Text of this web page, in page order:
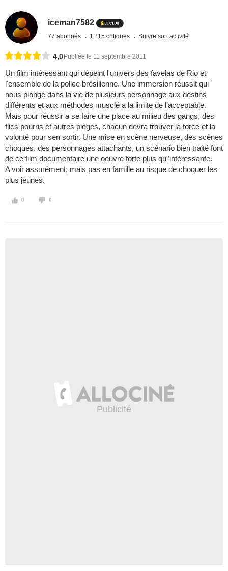
iceman7582
77 abonnés 1 215 critiques Suivre son activité
4,0 Publiée le 11 septembre 2011
Un film intéressant qui dépeint l'univers des favelas de Rio et
l'ensemble de la police brésilienne. Une immersion réussit qui
nous plonge dans la vie de plusieurs personnage aux destins
différents et aux méthodes musclé a la limite de l'acceptable.
Mais pour réussir a se faire une place au milieu des gangs, des
flics pourris et autres pièges, chacun devra trouver la force et la
volonté pour sen sortir. Une mise en scène nerveuse, des scènes
choques, des personnages attachants, un scénario bien traité font
de ce film documentaire une oeuvre forte plus qu'’intéressante.
A voir assurément, mais pas en famille au risque de choquer les
plus jeunes.
0 0